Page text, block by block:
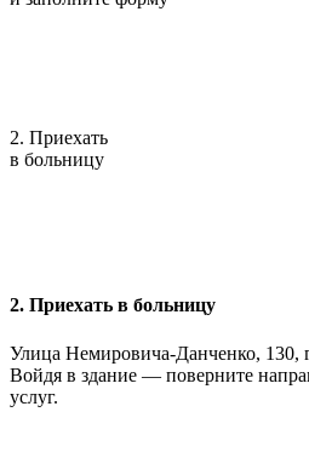
2. Приехать
в больницу
2. Приехать в больницу
Улица Немировича-Данченко, 130,
Войдя в здание — поверните
услуг.